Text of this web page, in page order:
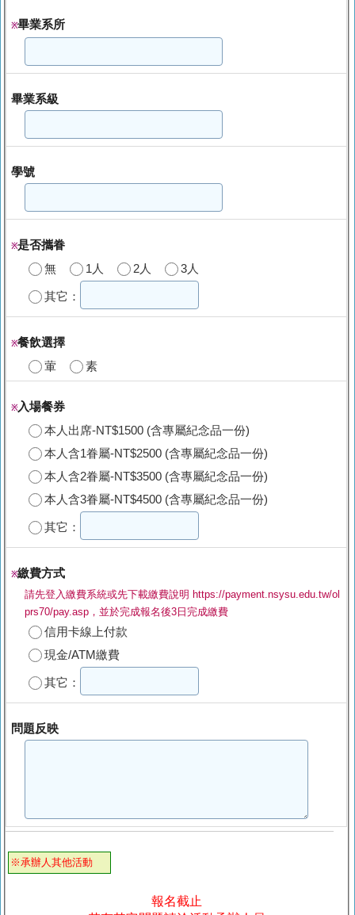
※畢業系所
畢業系級
學號
※是否攜眷
無 1人 2人 3人
其它：
※餐飲選擇
葷 素
※入場餐券
本人出席-NT$1500 (含專屬紀念品一份)
本人含1眷屬-NT$2500 (含專屬紀念品一份)
本人含2眷屬-NT$3500 (含專屬紀念品一份)
本人含3眷屬-NT$4500 (含專屬紀念品一份)
其它：
※繳費方式
請先登入繳費系統或先下載繳費說明 https://payment.nsysu.edu.tw/ol
prs70/pay.asp，並於完成報名後3日完成繳費
信用卡線上付款
現金/ATM繳費
其它：
問題反映
※承辦人其他活動
報名截止